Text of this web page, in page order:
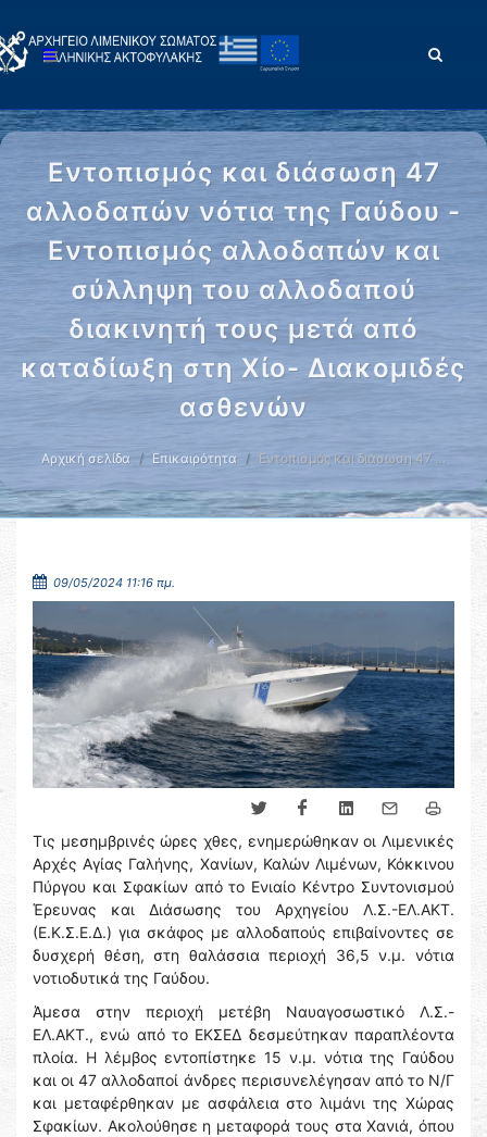
Εντοπισμός και διάσωση 47
αλλοδαπών νότια της Γαύδου -
Εντοπισμός αλλοδαπών και
σύλληψη του αλλοδαπού
διακινητή τους μετά από
καταδίωξη στη Χίο- Διακομιδές
ασθενών
Αρχική σελίδα Επικαιρότητα Εντοπισμός και διάσωση 47 …
09/05/2024 11:16 πμ.
Τις μεσημβρινές ώρες χθες, ενημερώθηκαν οι Λιμενικές
Αρχές Αγίας Γαλήνης, Χανίων, Καλών Λιμένων, Κόκκινου
Πύργου και Σφακίων από το Ενιαίο Κέντρο Συντονισμού
Έρευνας και Διάσωσης του Αρχηγείου Λ.Σ.-ΕΛ.ΑΚΤ.
(Ε.Κ.Σ.Ε.Δ.) για σκάφος με αλλοδαπούς επιβαίνοντες σε
δυσχερή θέση, στη θαλάσσια περιοχή 36,5 ν.μ. νότια
νοτιοδυτικά της Γαύδου.
Άμεσα στην περιοχή μετέβη Ναυαγοσωστικό Λ.Σ.-
ΕΛ.ΑΚΤ., ενώ από το ΕΚΣΕΔ δεσμεύτηκαν παραπλέοντα
πλοία. Η λέμβος εντοπίστηκε 15 ν.μ. νότια της Γαύδου
και οι 47 αλλοδαποί άνδρες περισυνελέγησαν από το Ν/Γ
και μεταφέρθηκαν με ασφάλεια στο λιμάνι της Χώρας
Σφακίων. Ακολούθησε η μεταφορά τους στα Χανιά, όπου